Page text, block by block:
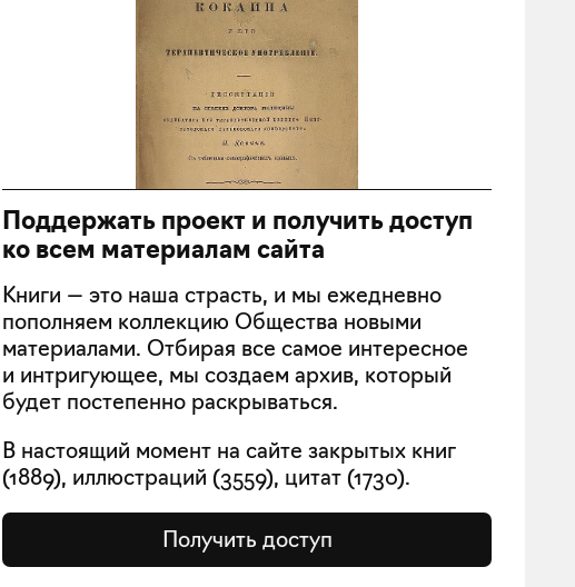
Поддержать проект и получить доступ
ко всем материалам сайта
Книги — это наша страсть, и мы ежедневно
пополняем коллекцию Общества новыми
материалами. Отбирая все самое интересное
и интригующее, мы создаем архив, который
будет постепенно раскрываться.
В настоящий момент на сайте закрытых книг
(1889), иллюстраций (3559), цитат (1730).
Получить доступ